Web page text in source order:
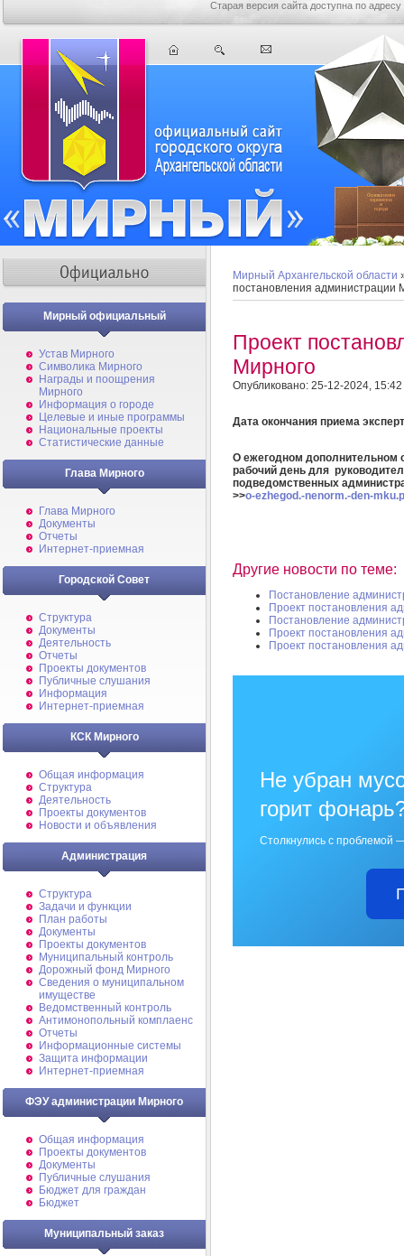
Старая версия сайта доступна по адресу
Мирный официальный
Устав Мирного
Символика Мирного
Награды и поощрения
Мирного
Информация о городе
Целевые и иные программы
Национальные проекты
Статистические данные
Глава Мирного
Глава Мирного
Документы
Отчеты
Интернет-приемная
Городской Совет
Структура
Документы
Деятельность
Отчеты
Проекты документов
Публичные слушания
Информация
Интернет-приемная
КСК Мирного
Общая информация
Структура
Деятельность
Проекты документов
Новости и объявления
Администрация
Структура
Задачи и функции
План работы
Документы
Проекты документов
Муниципальный контроль
Дорожный фонд Мирного
Cведения о муниципальном
имуществе
Ведомственный контроль
Антимонопольный комплаенс
Отчеты
Информационные системы
Защита информации
Интернет-приемная
ФЭУ администрации Мирного
Общая информация
Проекты документов
Документы
Публичные слушания
Бюджет для граждан
Бюджет
Муниципальный заказ
Мирный Архангельской области
постановления администрации
Проект
Мирного
Опубликовано: 25-12-2024, 15:42
Дата окончания приема
О ежегодном дополнительном
рабочий день для
подведомственных
>>o-ezhegod.-nenorm.-den-
Другие новости по теме:
Постановление
Проект постановления
Постановление
Проект постановления
Проект постановления
Не убран
горит
Столкнулись с проблемой